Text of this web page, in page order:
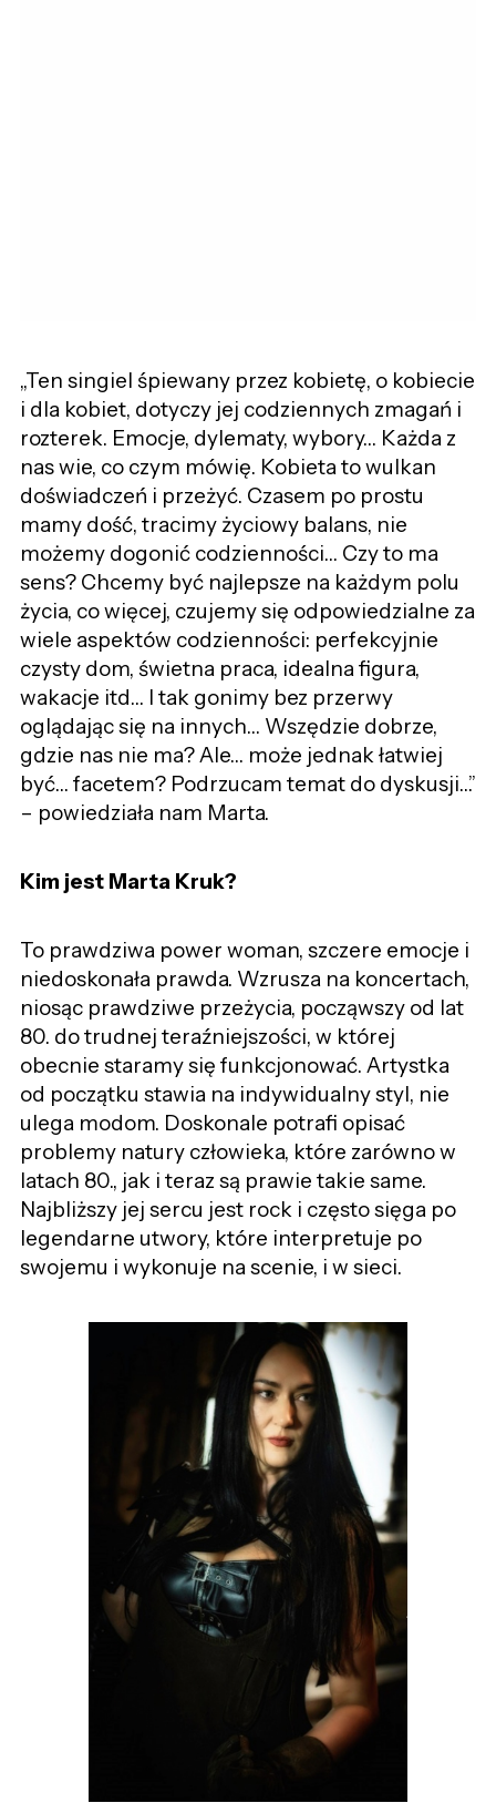
„Ten singiel śpiewany przez kobietę, o kobiecie
i dla kobiet, dotyczy jej codziennych zmagań i
rozterek. Emocje, dylematy, wybory… Każda z
nas wie, co czym mówię. Kobieta to wulkan
doświadczeń i przeżyć. Czasem po prostu
mamy dość, tracimy życiowy balans, nie
możemy dogonić codzienności… Czy to ma
sens? Chcemy być najlepsze na każdym polu
życia, co więcej, czujemy się odpowiedzialne za
wiele aspektów codzienności: perfekcyjnie
czysty dom, świetna praca, idealna figura,
wakacje itd… I tak gonimy bez przerwy
oglądając się na innych… Wszędzie dobrze,
gdzie nas nie ma? Ale… może jednak łatwiej
być… facetem? Podrzucam temat do dyskusji…”
– powiedziała nam Marta.
Kim jest Marta Kruk?
To prawdziwa power woman, szczere emocje i
niedoskonała prawda. Wzrusza na koncertach,
niosąc prawdziwe przeżycia, począwszy od lat
80. do trudnej teraźniejszości, w której
obecnie staramy się funkcjonować. Artystka
od początku stawia na indywidualny styl, nie
ulega modom. Doskonale potrafi opisać
problemy natury człowieka, które zarówno w
latach 80., jak i teraz są prawie takie same.
Najbliższy jej sercu jest rock i często sięga po
legendarne utwory, które interpretuje po
swojemu i wykonuje na scenie, i w sieci.